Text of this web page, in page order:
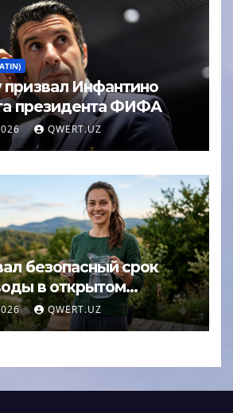
Инфантино
президента ФИФА
QWERT.UZ
безопасный срок
в открытом
QWERT.UZ